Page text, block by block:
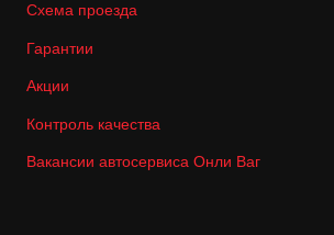
Схема проезда
Гарантии
Акции
Контроль качества
Вакансии автосервиса Онли Ваг